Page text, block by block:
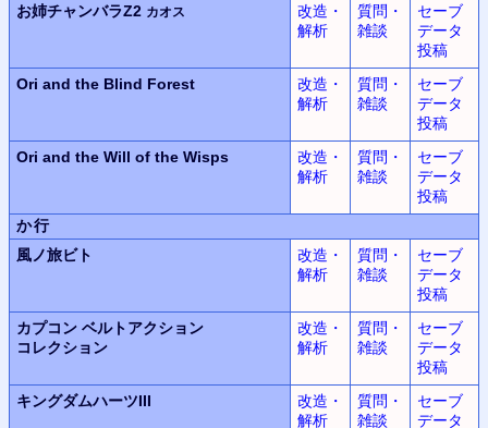
お姉チャンバラZ2 カオス
改造・
解析
質問・
雑談
セーブ
データ
投稿
Ori and the Blind Forest
改造・
解析
質問・
雑談
セーブ
データ
投稿
Ori and the Will of the Wisps
改造・
解析
質問・
雑談
セーブ
データ
投稿
か行
風ノ旅ビト
改造・
解析
質問・
雑談
セーブ
データ
投稿
カプコン ベルトアクション
コレクション
改造・
解析
質問・
雑談
セーブ
データ
投稿
キングダムハーツIII
改造・
解析
質問・
雑談
セーブ
データ